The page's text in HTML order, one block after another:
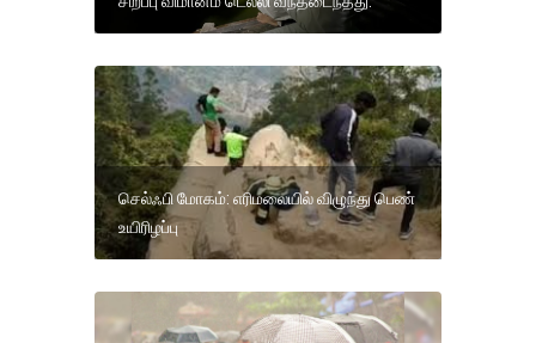
செல்ஃபி மோகம்: எரிமலையில் விழுந்து பெண்
உயிரிழப்பு